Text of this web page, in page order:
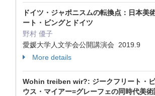
ドイツ・ジャポニスムの転換点：日本美
ート・ビングとドイツ
野村 優子
愛媛大学人文学会公開講演会 2019.9
More details
Wohin treiben wir?: ジークフリート・ビ
ウス・マイアー=グレーフェの同時代美術